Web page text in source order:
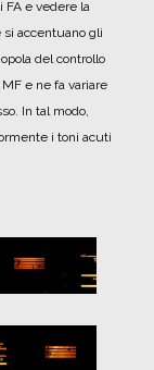
FA e vedere la
si accentuano gli
del controllo
e ne fa variare
In tal modo,
i toni acuti